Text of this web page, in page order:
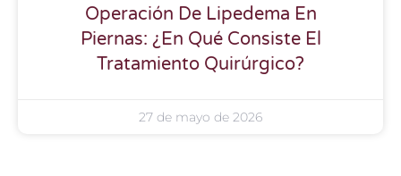
Operación De Lipedema En
Piernas: ¿En Qué Consiste El
Tratamiento Quirúrgico?
27 de mayo de 2026